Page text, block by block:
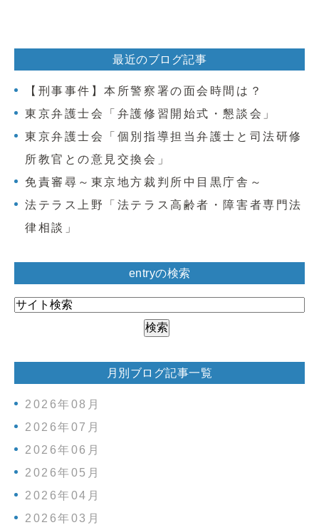
最近のブログ記事
【刑事事件】本所警察署の面会時間は？
東京弁護士会「弁護修習開始式・懇談会」
東京弁護士会「個別指導担当弁護士と司法研修
所教官との意見交換会」
免責審尋～東京地方裁判所中目黒庁舎～
法テラス上野「法テラス高齢者・障害者専門法
律相談」
entryの検索
月別ブログ記事一覧
2026年08月
2026年07月
2026年06月
2026年05月
2026年04月
2026年03月